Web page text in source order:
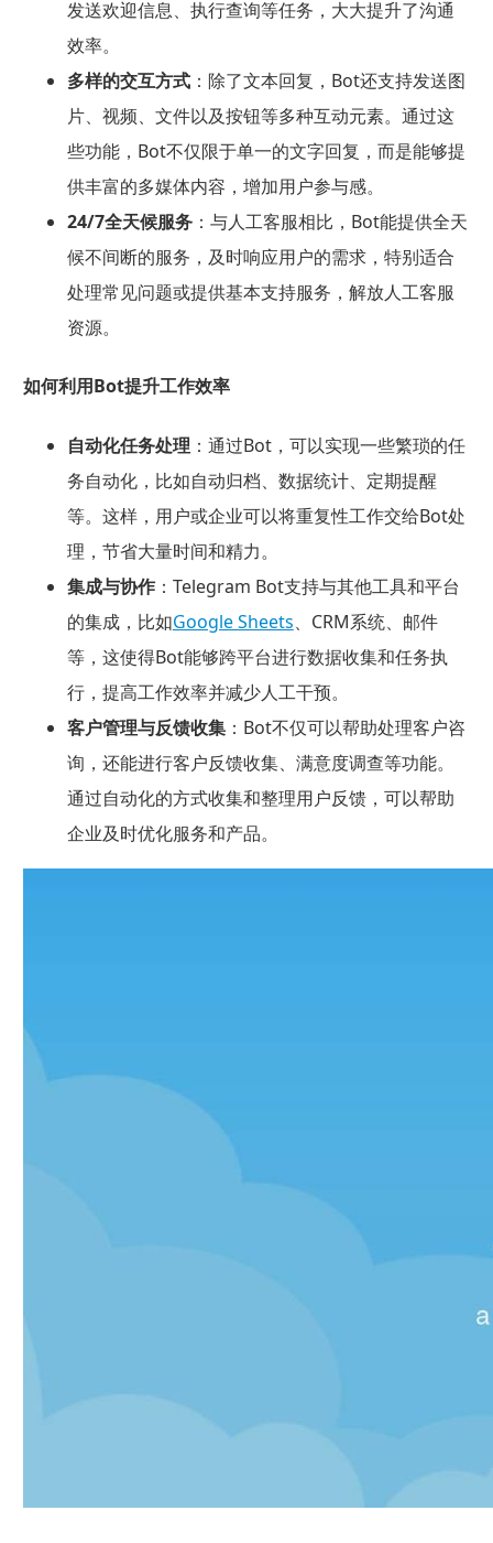
发送欢迎信息、执行查询等任务，大大提升了沟通
效率。
多样的交互方式：除了文本回复，Bot还支持发送图
片、视频、文件以及按钮等多种互动元素。通过这
些功能，Bot不仅限于单一的文字回复，而是能够提
供丰富的多媒体内容，增加用户参与感。
24/7全天候服务：与人工客服相比，Bot能提供全天
候不间断的服务，及时响应用户的需求，特别适合
处理常见问题或提供基本支持服务，解放人工客服
资源。
如何利用Bot提升工作效率
自动化任务处理 ：通过Bot，可以实现一些繁琐的任
务自动化，比如自动归档、数据统计、定期提醒
等。这样，用户或企业可以将重复性工作交给Bot处
理，节省大量时间和精力。
集成与协作：Telegram Bot支持与其他工具和平台
的集成，比如Google Sheets、CRM系统、邮件
等，这使得Bot能够跨平台进行数据收集和任务执
行，提高工作效率并减少人工干预。
客户管理与反馈收集：Bot不仅可以帮助处理客户咨
询，还能进行客户反馈收集、满意度调查等功能。
通过自动化的方式收集和整理用户反馈，可以帮助
企业及时优化服务和产品。